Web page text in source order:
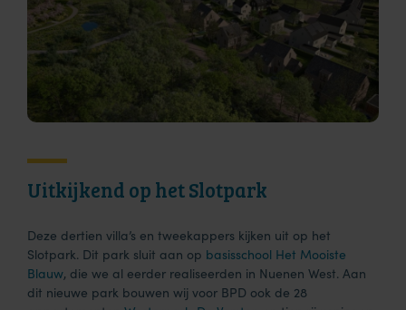
Uitkijkend op het Slotpark
Deze dertien villa’s en tweekappers kijken uit op het
Slotpark. Dit park sluit aan op basisschool Het Mooiste
Blauw, die we al eerder realiseerden in Nuenen West. Aan
dit nieuwe park bouwen wij voor BPD ook de 28